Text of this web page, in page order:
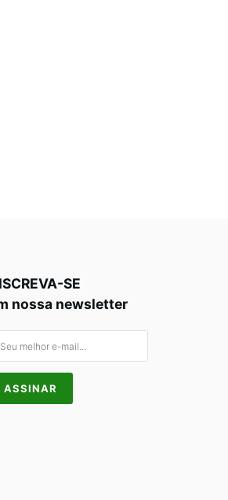
SE
nossa newsletter